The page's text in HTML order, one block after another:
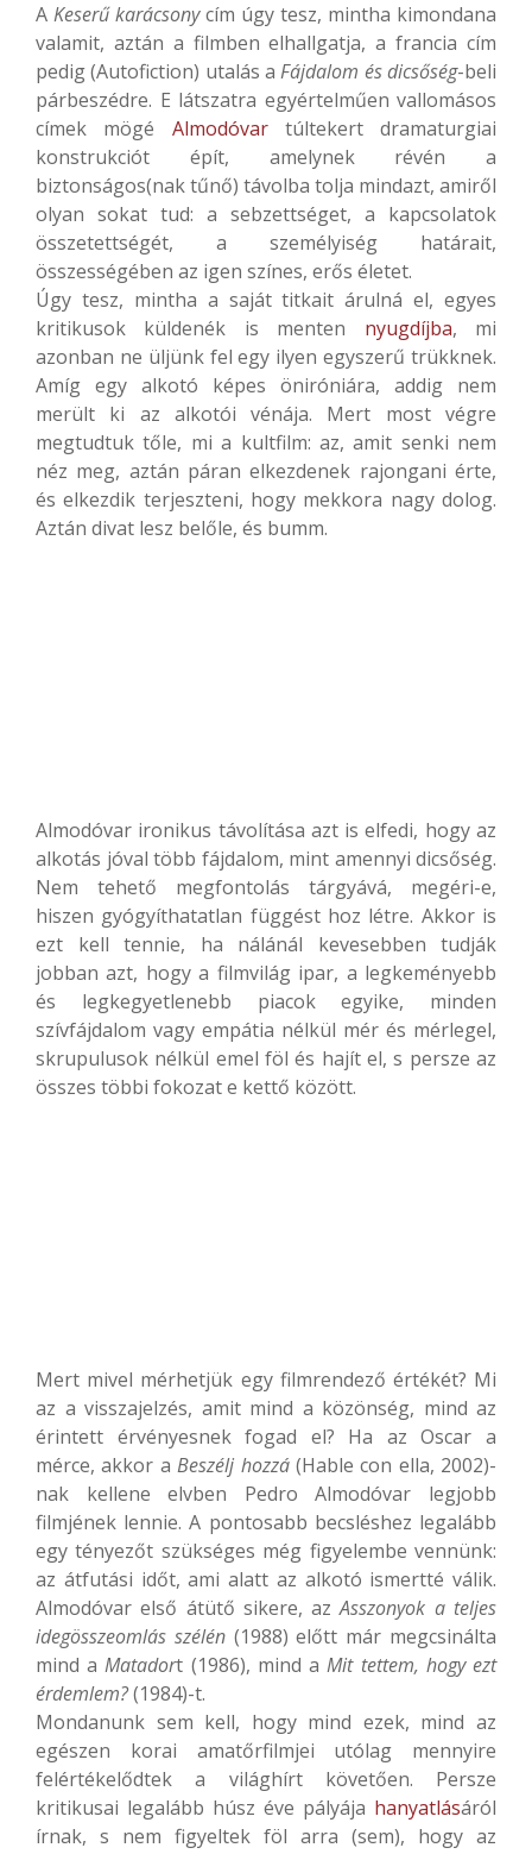
A Keserű karácsonycím úgy tesz, mintha kimondana
valamit, aztán a filmben elhallgatja, a francia cím
pedig (Autofiction) utalás aFájdalom és dicsőség-beli
párbeszédre. E látszatra egyértelműen vallomásos
címek mögé Almodóvartúltekert dramaturgiai
konstrukciót épít, amelynek révén a
biztonságos(nak tűnő) távolba tolja mindazt, amiről
olyan sokat tud: a sebzettséget, a kapcsolatok
összetettségét, a személyiség határait,
összességében az igen színes, erős életet.
Úgy tesz, mintha a saját titkait árulná el, egyes
kritikusok küldenék is menten nyugdíjba, mi
azonban ne üljünk fel egy ilyen egyszerű trükknek.
Amíg egy alkotó képes öniróniára, addig nem
merült ki az alkotói vénája. Mert most végre
megtudtuk tőle, mi a kultfilm: az, amit senki nem
néz meg, aztán páran elkezdenek rajongani érte,
és elkezdik terjeszteni, hogy mekkora nagy dolog.
Aztán divat lesz belőle, és bumm.
Almodóvar ironikus távolítása azt is elfedi, hogy az
alkotás jóval több fájdalom, mint amennyi dicsőség.
Nem tehető megfontolás tárgyává, megéri-e,
hiszen gyógyíthatatlan függést hoz létre. Akkor is
ezt kell tennie, ha nálánál kevesebben tudják
jobban azt, hogy a filmvilág ipar, a legkeményebb
és legkegyetlenebb piacok egyike, minden
szívfájdalom vagy empátia nélkül mér és mérlegel,
skrupulusok nélkül emel föl és hajít el, s persze az
összes többi fokozat e kettő között.
Mert mivel mérhetjük egy filmrendező értékét? Mi
az a visszajelzés, amit mind a közönség, mind az
érintett érvényesnek fogad el? Ha az Oscar a
mérce, akkor aBeszélj hozzá(Hable con ella, 2002)-
nak kellene elvben Pedro Almodóvar legjobb
filmjének lennie. A pontosabb becsléshez legalább
egy tényezőt szükséges még figyelembe vennünk:
az átfutási időt, ami alatt az alkotó ismertté válik.
Almodóvar első átütő sikere, azAsszonyok a teljes
idegösszeomlás szélén(1988) előtt már megcsinálta
mind aMatadort (1986), mind aMit tettem, hogy ezt
érdemlem?(1984)-t.
Mondanunk sem kell, hogy mind ezek, mind az
egészen korai amatőrfilmjei utólag mennyire
felértékelődtek a világhírt követően. Persze
kritikusai legalább húsz éve pályája hanyatlásáról
írnak, s nem figyeltek föl arra (sem), hogy az